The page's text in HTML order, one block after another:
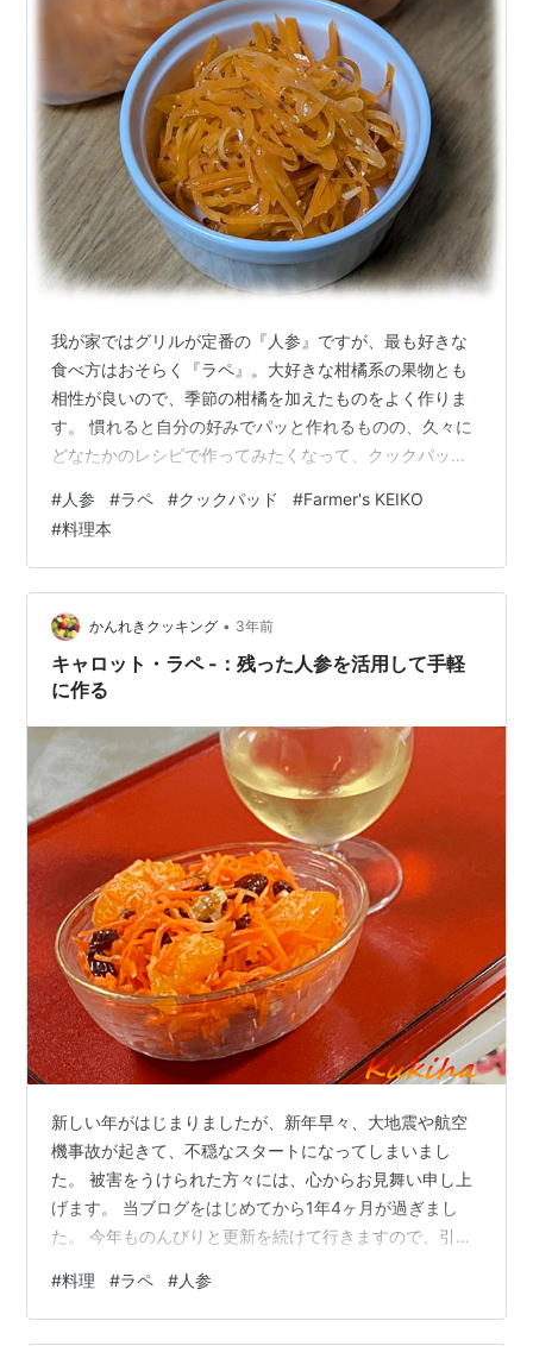
我が家ではグリルが定番の『人参』ですが、最も好きな
食べ方はおそらく『ラペ』。大好きな柑橘系の果物とも
相性が良いので、季節の柑橘を加えたものをよく作りま
す。 慣れると自分の好みでパッと作れるものの、久々に
どなたかのレシピで作ってみたくなって、クックパッド
すが、随分前、野菜料理を作る時に参考にしていた方の
レシピがヒットしたので、久々に。『ごく細めに』とい
うことなのでスライサーを使いましたが、我が家のスラ
イサーは千切りになるようなものではないので、最も小
さい目盛りで薄い斜め切りにしたものを全て並べ、細く
なれ～と願うだけ願いながら包丁でせん切り。 日…
#人参 #ラペ #クックパッド #Farmer's KEIKO
#料理本
かんれきクッキング • 3年前
キャロット・ラペ -：残った人参を活用して手軽
に作る
新しい年がはじまりましたが、新年早々、大地震や航空
機事故が起きて、不穏なスタートになってしまいまし
た。 被害をうけられた方々には、心からお見舞い申し上
げます。 当ブログをはじめてから1年4ヶ月が過ぎまし
た。 今年ものんびりと更新を続けて行きますので、引き
に買った人参が、たくさん残ってしまったので、人参の
ラペを作りました。 ドレッシングで和えるだけで手軽に
#料理 #ラペ #人参